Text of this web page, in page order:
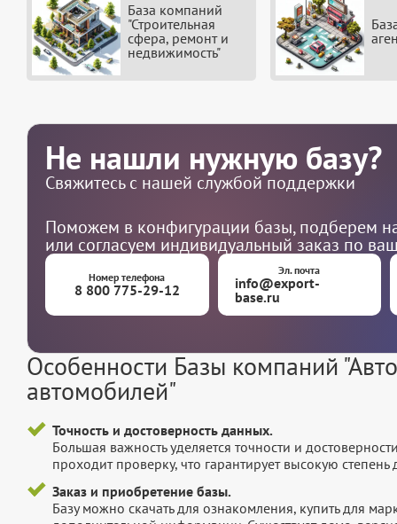
База компаний
"Строительная
сфера, ремонт и
недвижимость"
Не нашли нужную базу?
Свяжитесь с нашей службой поддержки
Поможем в конфигурации базы, подберем
или согласуем индивидуальный заказ по
Номер телефона
8 800 775-29-12
Эл. почта
info@export-
base.ru
Особенности Базы компаний
автомобилей"
Точность и достоверность данных.
Большая важность уделяется точности и
проходит проверку, что гарантирует высокую
Заказ и приобретение базы.
Базу можно скачать для ознакомления, купить для